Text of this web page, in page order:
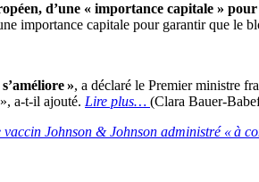
d’une « importance capitale »
importance capitale pour garantir que le
», a déclaré le Premier ministre
a-t-il ajouté. Lire plus… (Clara Bauer-
Johnson & Johnson administré « à